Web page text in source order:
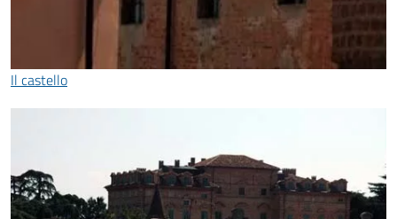
Il castello